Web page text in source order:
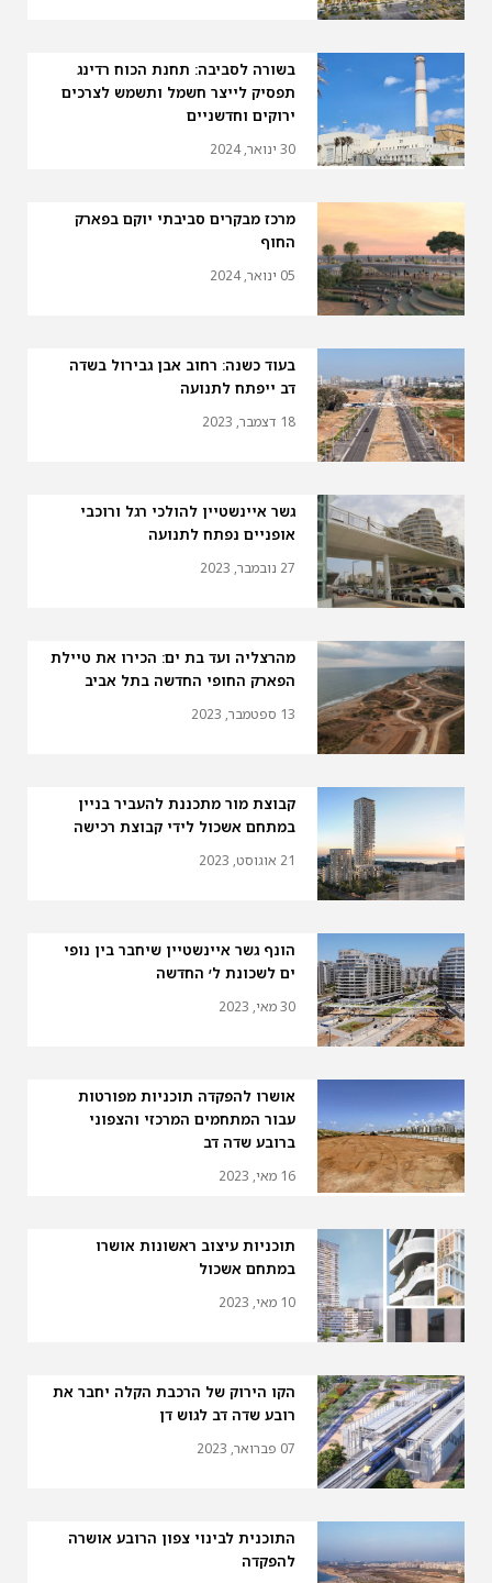
בשורה לסביבה: תחנת הכוח רדינג
תפסיק לייצר חשמל ותשמש לצרכים
ירוקים וחדשניים
30 ינואר, 2024
מרכז מבקרים סביבתי יוקם בפארק
החוף
05 ינואר, 2024
בעוד כשנה: רחוב אבן גבירול בשדה
דב ייפתח לתנועה
18 דצמבר, 2023
גשר איינשטיין להולכי רגל ורוכבי
אופניים נפתח לתנועה
27 נובמבר, 2023
מהרצליה ועד בת ים: הכירו את טיילת
הפארק החופי החדשה בתל אביב
13 ספטמבר, 2023
קבוצת מור מתכננת להעביר בניין
במתחם אשכול לידי קבוצת רכישה
21 אוגוסט, 2023
הונף גשר איינשטיין שיחבר בין נופי
ים לשכונת ל׳ החדשה
30 מאי, 2023
אושרו להפקדה תוכניות מפורטות
עבור המתחמים המרכזי והצפוני
ברובע שדה דב
16 מאי, 2023
תוכניות עיצוב ראשונות אושרו
במתחם אשכול
10 מאי, 2023
הקו הירוק של הרכבת הקלה יחבר את
רובע שדה דב לגוש דן
07 פברואר, 2023
התוכנית לבינוי צפון הרובע אושרה
להפקדה